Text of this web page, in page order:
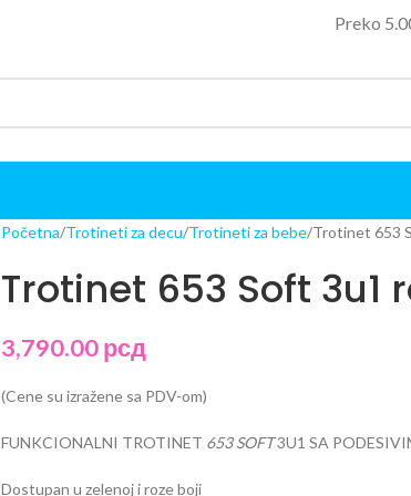
Preko
Početna Trotineti za decu Trotineti za bebe Trotinet 653
Trotinet 653 Soft 3u1
3,790.00рсд
(Cene su izražene sa PDV-om)
FUNKCIONALNI TROTINET 653 SOFT3U1 SA
Dostupan u zelenoj i roze boji